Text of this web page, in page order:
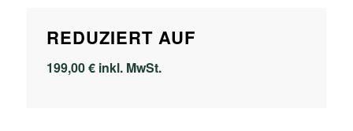
REDUZIERT AUF
199,00 € inkl. MwSt.